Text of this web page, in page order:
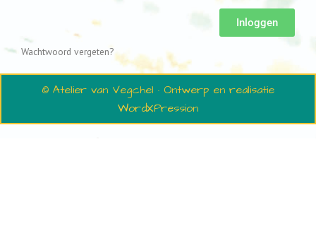
Inloggen
Wachtwoord vergeten?
© Atelier van Vegchel · Ontwerp en realisatie
WordXPression